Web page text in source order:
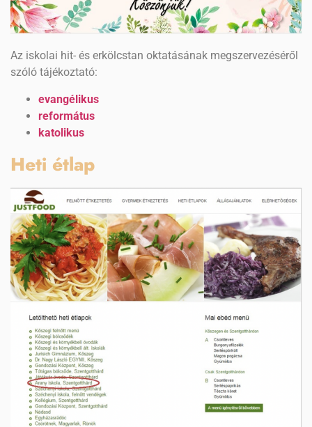
Az iskolai hit- és erkölcstan oktatásának megszervezéséről
szóló tájékoztató:
evangélikus
református
katolikus
Heti étlap